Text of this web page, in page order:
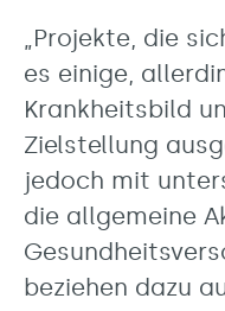
„Projekte, die
es einige,
Krankheitsbild
Zielstellung
jedoch mit
die allgemeine
beziehen dazu